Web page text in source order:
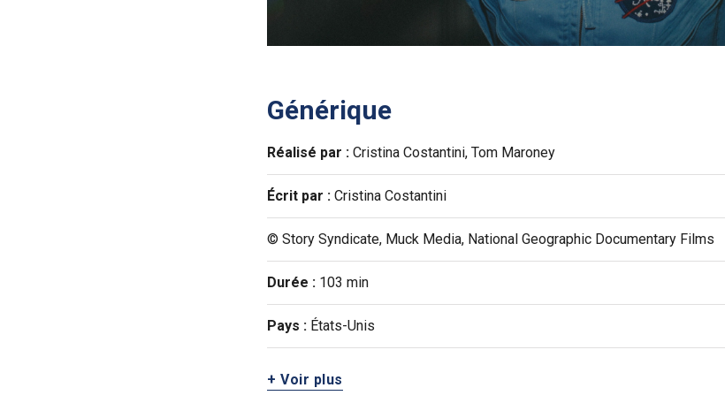
Générique
Réalisé par : Cristina Costantini, Tom Maroney
Écrit par : Cristina Costantini
© Story Syndicate, Muck Media, National Geographic Documentary Films
Durée : 103 min
Pays : États-Unis
+ Voir plus